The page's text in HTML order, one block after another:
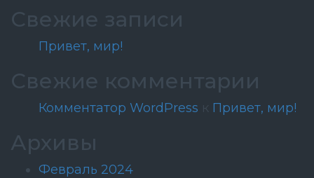
Свежие записи
Привет, мир!
Свежие комментарии
Комментатор WordPress к Привет, мир!
Архивы
Февраль 2024